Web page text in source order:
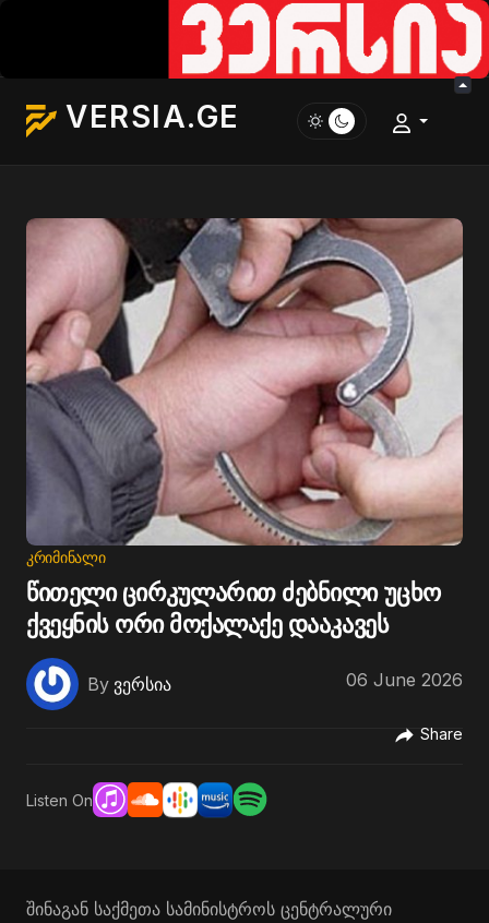
VERSIA.GE
ᲙᲠᲘᲛᲘᲜᲐᲚᲘ
წითელი ცირკულარით ძებნილი უცხო
ქვეყნის ორი მოქალაქე დააკავეს
By ვერსია 06 June 2026
Share
Listen On
შინაგან საქმეთა სამინისტროს ცენტრალური